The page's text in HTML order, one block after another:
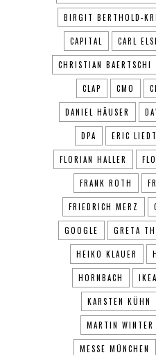
BIRGIT BERTHOLD-
CAPITAL CARL
CHRISTIAN BAERTSCHI
CLAP CMO
DANIEL HÄUSER
DPA ERIC
FLORIAN HALLER
FRANK ROTH
FRIEDRICH MERZ
GOOGLE GRETA
HEIKO KLAUER
HORNBACH IKEA
KARSTEN KÜHN
MARTIN WINTER
MESSE MÜNCHEN